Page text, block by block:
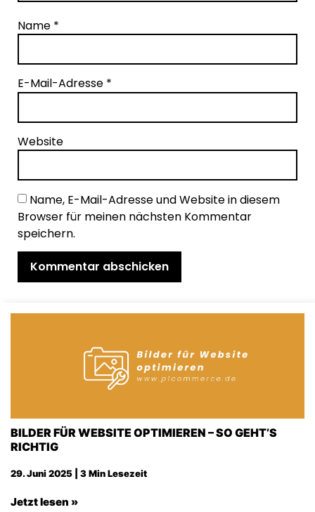
Name *
E-Mail-Adresse *
Website
Name, E-Mail-Adresse und Website in diesem
Browser für meinen nächsten Kommentar
speichern.
BILDER FÜR WEBSITE OPTIMIEREN – SO GEHT’S
RICHTIG
29. Juni 2025 | 3 Min Lesezeit
Jetzt lesen »